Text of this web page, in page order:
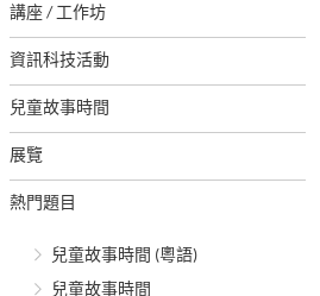
講座 / 工作坊
資訊科技活動
兒童故事時間
展覽
熱門題目
兒童故事時間 (粵語)
兒童故事時間